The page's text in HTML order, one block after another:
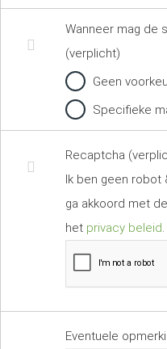
Wanneer mag de
(verplicht)
Geen
Specifieke
Recaptcha
Ik ben geen robot
ga akkoord met de
het privacy beleid.
Eventuele